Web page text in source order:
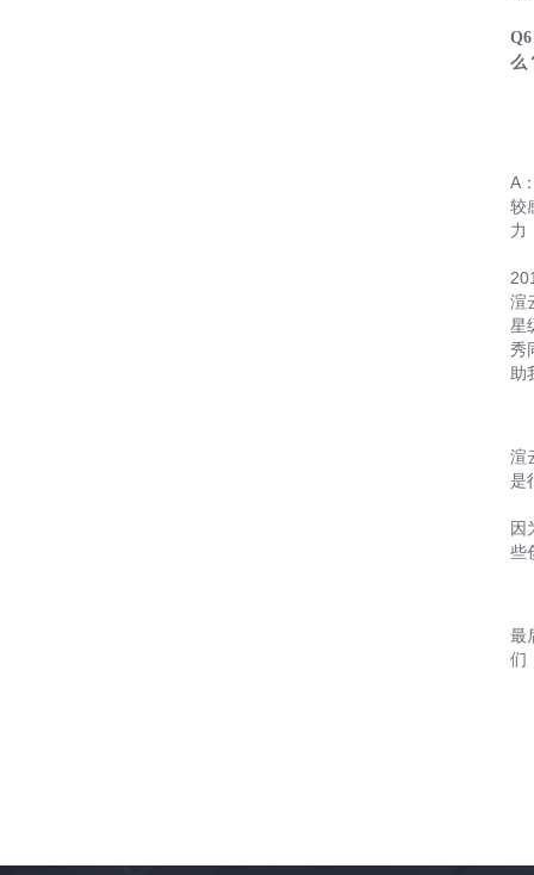
么
A
较
力
渲
星
秀
助
渲
是
因
些
最
们